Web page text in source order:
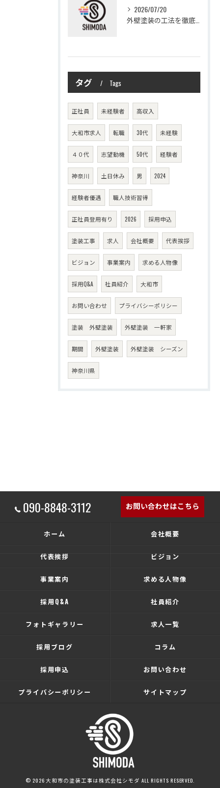
2026/07/20
タグ Tags
正社員 未経験者 高収入
大和市求人 転職 30代 未経験
４０代 志望動機 50代 経験者
神奈川 土日休み 男 2024
経験者優遇 職人技術習得
正社員登用有り 2026 採用申込
塗装工事 求人 会社概要 代表挨拶
ビジョン 事業案内 求める人物像
採用Q&A 社員紹介 大和市
お問い合わせ プライバシーポリシー
塗装 外壁塗装 外壁塗装 一軒家
期間 外壁塗装 外壁塗装 シーズン
神奈川県
090-8848-3112 お問い合わせはこちら
ホーム 会社概要
代表挨拶 ビジョン
事業案内 求める人物像
採用Q&A 社員紹介
フォトギャラリー 求人一覧
採用ブログ コラム
採用申込 お問い合わせ
プライバシーポリシー サイトマップ
© 2026 大和市の塗装工事は株式会社シモダ ALL RIGHTS RESERVED.